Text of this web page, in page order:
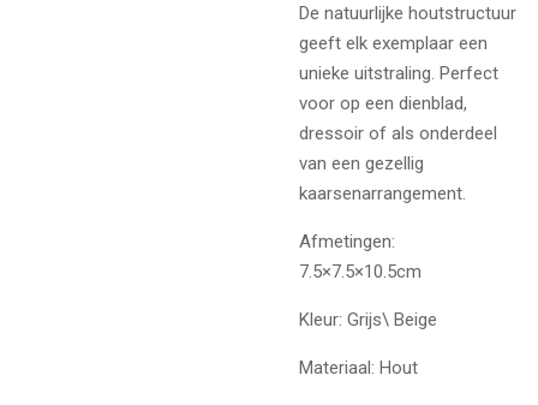
De natuurlijke houtstructuur
geeft elk exemplaar een
unieke uitstraling. Perfect
voor op een dienblad,
dressoir of als onderdeel
van een gezellig
kaarsenarrangement.
Afmetingen:
7.5×7.5×10.5cm
Kleur: Grijs\ Beige
Materiaal: Hout